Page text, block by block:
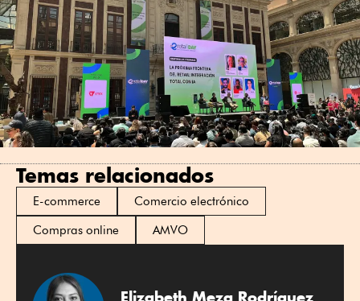
Temas relacionados
E-commerce
Comercio electrónico
Compras online
AMVO
Elizabeth Meza Rodríguez